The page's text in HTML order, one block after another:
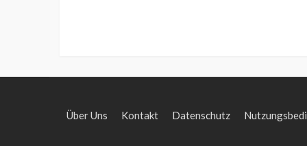
Über Uns Kontakt Datenschutz